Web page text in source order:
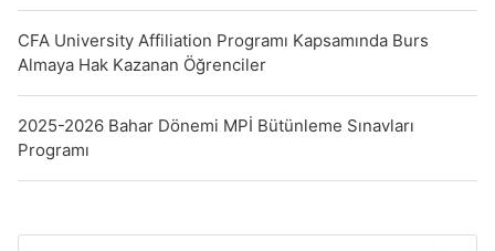
CFA University Affiliation Programı Kapsamında Burs
Almaya Hak Kazanan Öğrenciler
2025-2026 Bahar Dönemi MPİ Bütünleme Sınavları
Programı